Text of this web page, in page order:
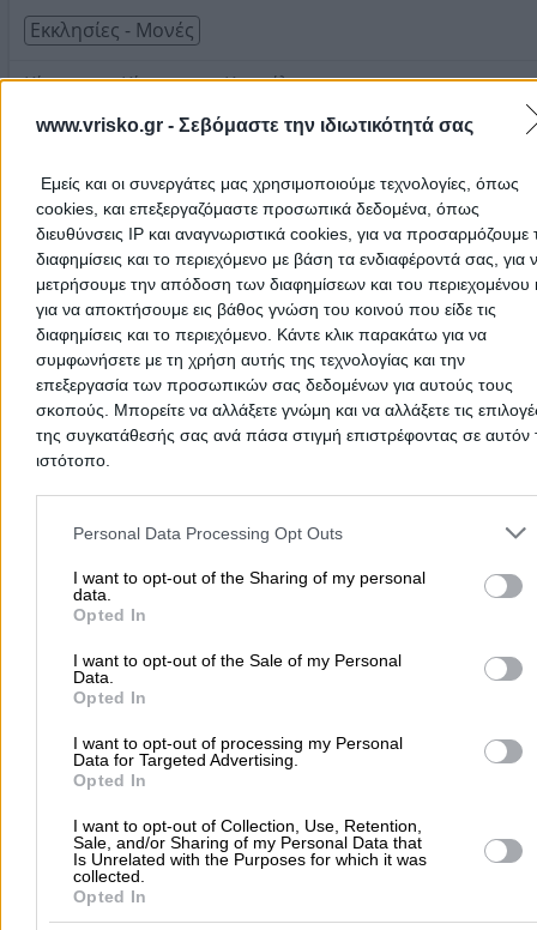
www.vrisko.gr - Σεβόμαστε την ιδιωτικότητά σας
Εμείς και οι συνεργάτες μας χρησιμοποιούμε τεχνολογίες, όπως
cookies, και επεξεργαζόμαστε προσωπικά δεδομένα, όπως
διευθύνσεις IP και αναγνωριστικά cookies, για να προσαρμόζουμε
διαφημίσεις και το περιεχόμενο με βάση τα ενδιαφέροντά σας, για
μετρήσουμε την απόδοση των διαφημίσεων και του περιεχομένου
για να αποκτήσουμε εις βάθος γνώση του κοινού που είδε τις
διαφημίσεις και το περιεχόμενο. Κάντε κλικ παρακάτω για να
συμφωνήσετε με τη χρήση αυτής της τεχνολογίας και την
επεξεργασία των προσωπικών σας δεδομένων για αυτούς τους
σκοπούς. Μπορείτε να αλλάξετε γνώμη και να αλλάξετε τις
της συγκατάθεσής σας ανά πάσα στιγμή επιστρέφοντας σε αυτόν
ιστότοπο.
Please note that this website/app uses one or more Google
and may gather and store information including but not limited to
to Google and its third-party tags to use your data for below
purposes in below Google consent section.
Personal Data Processing Opt Outs
I want to opt-out of the Sharing of my personal
data.
Opted In
I want to opt-out of the Sale of my Personal
Data.
Opted In
I want to opt-out of processing my Personal
Data for Targeted Advertising.
Opted In
I want to opt-out of Collection, Use, Retention,
Sale, and/or Sharing of my Personal Data that
Is Unrelated with the Purposes for which it was
collected.
Opted In
Εκκλησίες - Μονές
Κίσσαμος, Κίσσαμος - Καστέλι
Τηλέφωνο:2822022107
ΙΕΡΟΣ ΝΑΟΣ ΑΓΙΟΥ ΑΝΤΩΝΙΟΥ
Εκκλησίες - Μονές
Κίσσαμος, Κίσσαμος
Τηλέφωνο:2822041678
Στοιχεία αναζήτησης: Εκκλησίες Μονές , Κίσσαμος
Αν αναζητάς κάποιον Ιερό Ναό - από Ιερά Μητρόπολη μέχρι
παρεκκλήσι, κι από ενοριακή εκκλησία μέχρι ξωκλήσι - τότε
καλωσόρισες στην κατηγορία εκκλησίες, ιεροί ναοί, μονές και
μοναστήρια σε
κάθε ιερά μονή, μετόχι, ενορία και μοναστήρι. Επιπλέον,
μονές και εκκλησίες σεΚίσσαμος.
Εκκλησίες Μονές Χανίων
Εκκλησίες Μονές
> Νομός ΧΑΝΙΩΝ > Κίσσαμος > Εκκλησίες - Ναοί -
Εκκλησίες - Μονές
Δημοφιλείς Αναζητήσεις
Μετακομίσεις & Μεταφορές Κλειδιά & Κλειδαριές
Ψυχολόγοι
Παιδικοί Σταθμοί